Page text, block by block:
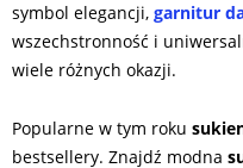
symbol elegancji, garnitur
wszechstronność i
wiele różnych okazji.
Popularne w tym roku
bestsellery. Znajdź modna